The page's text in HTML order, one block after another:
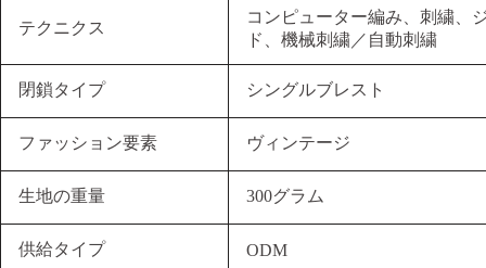
テクニクス
コンピューター編み、刺繍、
ド、機械刺繍／自動刺繍
閉鎖タイプ シングルブレスト
ファッション要素 ヴィンテージ
生地の重量 300グラム
供給タイプ ODM